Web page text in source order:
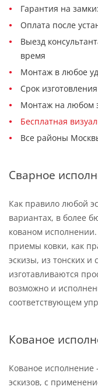
Гарантия на
Оплата после
Выезд
время
Монтаж в любое
Срок
Монтаж на любом
Бесплатная
Все районы
Сварное
Как правило любой
вариантах, в более
кованом
приемы ковки, как
эскизы, из тонских и
изготавливаются
возможно и
соответствующем
Кованое
Кованое
эскизов, с